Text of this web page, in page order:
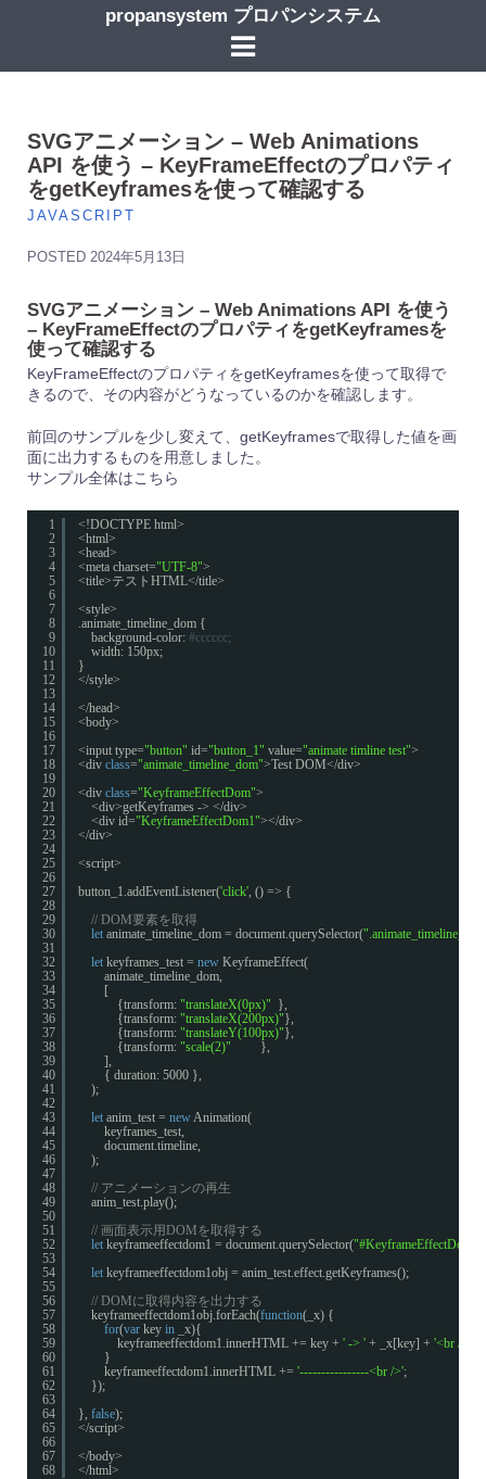
ン
propansystem プロパンシステム
SVGアニメーション – Web Animations
API を使う – KeyFrameEffectのプロパティ
をgetKeyframesを使って確認する
JAVASCRIPT
POSTED 2024年5月13日
SVGアニメーション – Web Animations API を使う
– KeyFrameEffectのプロパティをgetKeyframesを
使って確認する
KeyFrameEffectのプロパティをgetKeyframesを使って取得で
きるので、その内容がどうなっているのかを確認します。
前回のサンプルを少し変えて、getKeyframesで取得した値を画
面に出力するものを用意しました。
サンプル全体はこちら
1
2
3
4
5
6
7
8
9
10
11
12
13
14
15
16
17
18
19
20
21
22
23
24
25
26
27
28
29
30
31
32
33
34
35
36
37
38
39
40
41
42
43
44
45
46
47
48
49
50
51
52
53
54
55
56
57
58
59
60
61
62
63
64
65
66
67
68
<!DOCTYPE html>
<html>
<head>
<meta charset="UTF-8">
<title>テストHTML</title>
<style>
.animate_timeline_dom {
background-color: #cccccc;
width: 150px;
}
</style>
</head>
<body>
<input type="button" id="button_1" value="animate timline test">
<div class="animate_timeline_dom">Test DOM</div>
<div class="KeyframeEffectDom">
<div>getKeyframes -> </div>
<div id="KeyframeEffectDom1"></div>
</div>
<script>
button_1.addEventListener('click', () => {
// DOM要素を取得
let animate_timeline_dom = document.querySelector(
let keyframes_test = new KeyframeEffect(
animate_timeline_dom,
[
{transform: "translateX(0px)" },
{transform: "translateX(200px)"},
{transform: "translateY(100px)"},
{transform: "scale(2)"
},
],
{ duration: 5000 },
);
let anim_test = newAnimation(
keyframes_test,
document.timeline,
);
// アニメーションの再生
anim_test.play();
// 画面表示用DOMを取得する
let keyframeeffectdom1 = document.querySelector("#KeyframeEffectDom1"
let keyframeeffectdom1obj = anim_test.effect.getKeyframes();
// DOMに取得内容を出力する
keyframeeffectdom1obj.forEach(function(_x) {
for(var key in
_x){
keyframeeffectdom1.innerHTML += key + ' -> ' + _x[key] + '<br />'
}
keyframeeffectdom1.innerHTML += '----------------<br />';
});
}, false);
</script>
</body>
</html>